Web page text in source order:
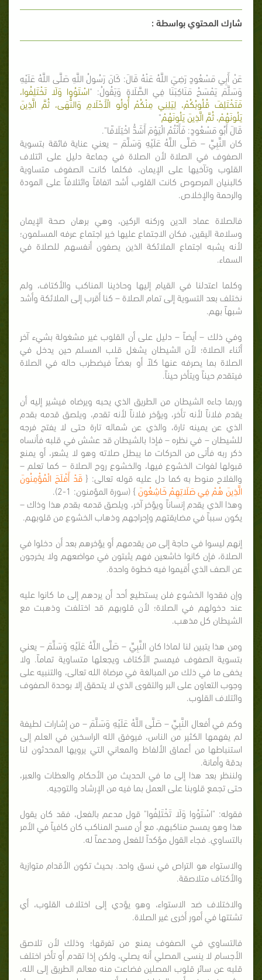
شارك المحتوي بواسطة :
عَنْ أَبِي مَسْعُودٍ رَضِيَ اللَّهُ عَنْهُ قَالَ: كَانَ رَسُولُ اللَّهِ صَلَّى اللَّهُ عَلَيْهِ
وَسَلَّمَ يَمْسَحُ مَنَاكِبَنَا فِي الصَّلَاةِ وَيَقُولُ: "اسْتَوُوا وَلَا تَخْتَلِفُوا،
فَتَخْتَلِفَ قُلُوبُكُمْ، لِيَلِنِي مِنْكُمْ أُولُو الْأَحْلَامِ وَالنُّهَى، ثُمَّ الَّذِينَ
يَلُونَهُمْ، ثُمَّ الَّذِينَ يَلُونَهُمْ"
قَالَ أَبُو مَسْعُودٍ: فَأَنْتُمْ الْيَوْمَ أَشَدُّ اخْتِلَافًا".
كان النَّبِيِّ – صَلَّى اللَّهُ عَلَيْهِ وَسَلَّمَ – يعني عناية فائقة بتسوية
الصفوف في الصلاة لأن الصلاة في جماعة دليل على ائتلاف
القلوب وتآخيها على الإيمان، فكلما كانت الصفوف متساوية
كالبنيان المرصوص كانت القلوب أشد اتفاقاً وائتلافاً على المودة
والرحمة والإخلاص.
فالصلاة عماد الدين وركنه الركين، وهي برهان صحة الإيمان
وسلامة اليقين، فكان الاجتماع عليها خير اجتماع عرفه المسلمون؛
لأنه يشبه اجتماع الملائكة الذين يصفون أنفسهم للصلاة في
السماء.
وكلما اعتدلنا في القيام إليها وحاذينا المناكب والأكتاف، ولم
نختلف بعد التسوية إلى تمام الصلاة – كنا أقرب إلى الملائكة وأشد
شبهاً بهم.
وفي ذلك – أيضاً – دليل على أن القلوب غير مشغولة بشيء آخر
أثناء الصلاة؛ لأن الشيطان يشغل قلب المسلم حين يدخل في
الصلاة بما يصرفه عنها كلاً أو بعضاً فيضطرب حاله في الصلاة
فيتقدم حيناً ويتأخر حيناً.
وربما جاءه الشيطان من الطريق الذي يحبه ويرضاه فيشير إليه أن
يقدم فلاناً لأنه تأخر، ويؤخر فلاناً لأنه تقدم، ويلصق قدمه بقدم
الذي عن يمينه تارة، والذي عن شماله تارة حتى لا يفتح فرجه
للشيطان – في نظره – فإذا بالشيطان قد عشش في قلبه فأنساه
ذكر ربه فأتى من الحركات ما يبطل صلاته وهو لا يشعر، أو يمنع
قبولها لفوات الخشوع فيها، والخشوع روح الصلاة – كما تعلم –
والفلاح منوط به كما دل عليه قوله تعالى: {قَدْ أَفْلَحَ الْمُؤْمِنُونَ
الَّذِينَ هُمْ فِي صَلَاتِهِمْ خَاشِعُونَ} (سورة المؤمنون: 1-2).
وهذا الذي يقدم إنساناً ويؤخر آخر، ويلصق قدمه بقدم هذا وذاك –
يكون سبباً في مضايقتهم وإحراجهم وذهاب الخشوع من قلوبهم.
إنهم ليسوا في حاجة إلى من يقدمهم أو يؤخرهم بعد أن دخلوا في
الصلاة، فإن كانوا خاشعين فهم يثبتون في مواضعهم ولا يخرجون
عن الصف الذي أقيموا فيه خطوة واحدة.
وإن فقدوا الخشوع فلن يستطيع أحد أن يردهم إلى ما كانوا عليه
عند دخولهم في الصلاة؛ لأن قلوبهم قد اختلفت وذهبت مع
الشيطان كل مذهب.
ومن هذا يتبين لنا لماذا كان النَّبِيِّ – صَلَّى اللَّهُ عَلَيْهِ وَسَلَّمَ – يعني
بتسوية الصفوف فيمسح الأكتاف ويجعلها متساوية تماماً. ولا
يخفى ما في ذلك من المبالغة في مرضاة الله تعالى، والتنبيه على
وجوب التعاون على البر والتقوى الذي لا يتحقق إلا بوحدة الصفوف
وائتلاف القلوب.
وكم في أفعال النَّبِيِّ – صَلَّى اللَّهُ عَلَيْهِ وَسَلَّمَ – من إشارات لطيفة
لم يفهمها الكثير من الناس، فيوفق الله الراسخين في العلم إلى
استنباطها من أعماق الألفاظ والمعاني التي يرويها المحدثون لنا
بدقة وأمانة.
ولننظر بعد هذا إلى ما في الحديث من الأحكام والعظات والعبر،
حتى تجمع قلوبنا على العمل بما فيه من الإرشاد والتوجيه.
فقوله: "اسْتَوُوا وَلَا تَخْتَلِفُوا" قول مدعم بالفعل، فقد كان يقول
هذا وهو يمسح مناكبهم، مع أن مسح المناكب كان كافياً في الأمر
بالتساوي. فجاء القول مؤكداً للفعل ومدعماً له.
والاستواء هو التراص في نسق واحد. بحيث تكون الأقدام متوازية
والأكتاف متلاصقة.
والاختلاف ضد الاستواء، وهو يؤدي إلى اختلاف القلوب، أي
تشتتها في أمور أخرى غير الصلاة.
فالتساوي في الصفوف يمنع من تفرقها؛ وذلك لأن تلاصق
الأجسام لا ينسى المصلي أنه يصلي، ولكن إذا تقدم أو تأخر اختلف
قلبه عن سائر قلوب المصلين فضاعت منه معالم الطريق إلى الله،